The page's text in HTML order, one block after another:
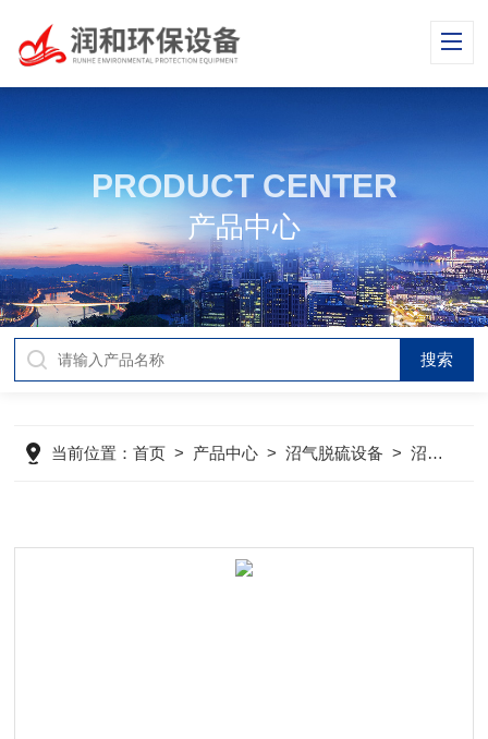
PRODUCT CENTER
产品中心
当前位置：首页 > 产品中心 >沼气脱硫设备 >沼气水封器